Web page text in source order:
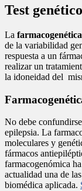
Test
La farmacogenética
de la variabilidad
respuesta a un
realizar un
la idoneidad del
No debe
epilepsia. La
moleculares y
fármacos
farmacogenómica
actualidad una de
biomédica aplicada.